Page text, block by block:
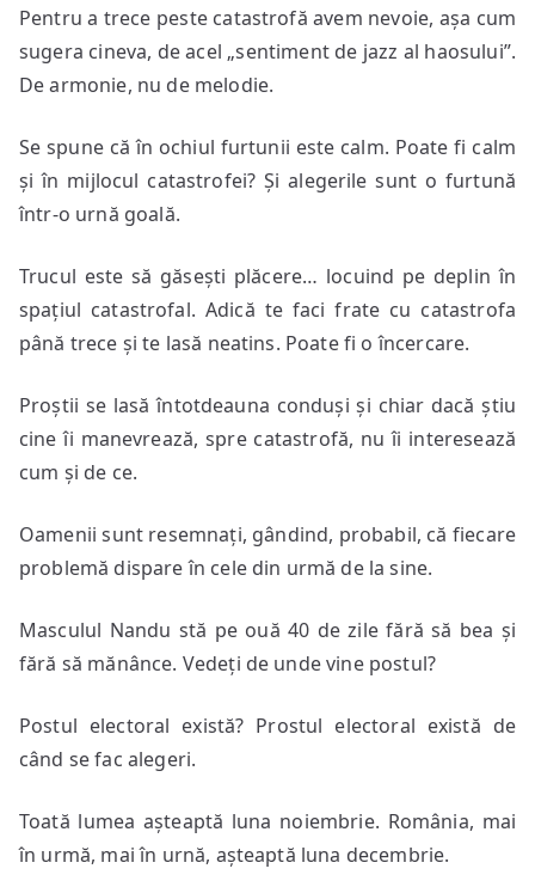
Pentru a trece peste catastrofă avem nevoie, așa cum
sugera cineva, de acel „sentiment de jazz al haosului”.
De armonie, nu de melodie.
Se spune că în ochiul furtunii este calm. Poate fi calm
și în mijlocul catastrofei? Și alegerile sunt o furtună
într-o urnă goală.
Trucul este să găsești plăcere… locuind pe deplin în
spațiul catastrofal. Adică te faci frate cu catastrofa
până trece și te lasă neatins. Poate fi o încercare.
Proștii se lasă întotdeauna conduși și chiar dacă știu
cine îi manevrează, spre catastrofă, nu îi interesează
cum și de ce.
Oamenii sunt resemnați, gândind, probabil, că fiecare
problemă dispare în cele din urmă de la sine.
Masculul Nandu stă pe ouă 40 de zile fără să bea și
fără să mănânce. Vedeți de unde vine postul?
Postul electoral există? Prostul electoral există de
când se fac alegeri.
Toată lumea așteaptă luna noiembrie. România, mai
în urmă, mai în urnă, așteaptă luna decembrie.